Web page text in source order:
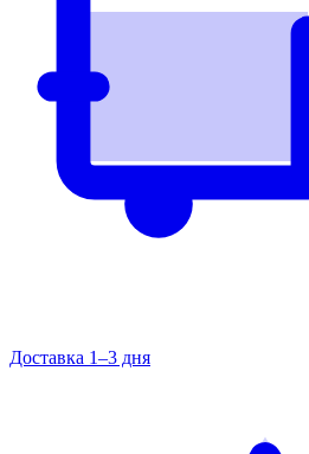
Доставка 1–3 дня